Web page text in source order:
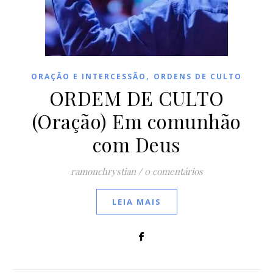
ORAÇÃO E INTERCESSÃO , ORDENS DE CULTO
ORDEM DE CULTO
(Oração) Em comunhão
com Deus
ramonchrystian / 0 comentários
LEIA MAIS